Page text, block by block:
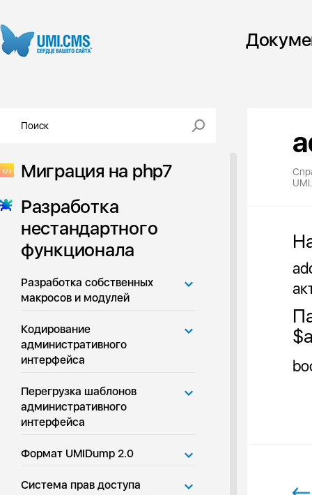
Миграция на php7
Разработка
нестандартного
функционала
Разработка собственных
макросов и модулей
Кодирование
административного
интерфейса
Перегрузка шаблонов
административного
интерфейса
Формат UMIDump 2.0
Система прав доступа